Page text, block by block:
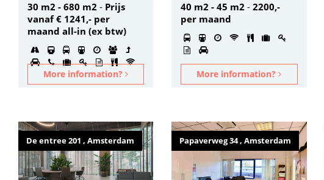
30 m2 - 680 m2 - Prijs
vanaf € 1241,- per
maand all-in (ex btw)
More information?
40 m2 - 45 m2-2200,-
per maand
More information?
De entree 201 , Amsterdam Papaverweg 34 , Amsterdam